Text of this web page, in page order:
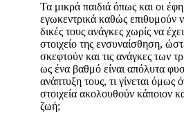
Τα μικρά παιδιά όπως και οι
εγωκεντρικά καθώς επιθυμούν
δικές τους ανάγκες χωρίς να
στοιχείο της ενσυναίσθηση,
σκεφτούν και τις ανάγκες των
ως ένα βαθμό είναι απόλυτα
ανάπτυξη τους, τι γίνεται όμως
στοιχεία ακολουθούν κάποιον
ζωή;